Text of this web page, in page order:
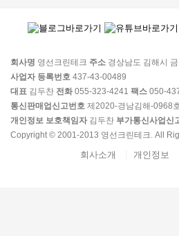
회사명 영선크린테크 주소 경상남도 김해시
사업자 등록번호 437-43-00489
대표 김두찬 전화 055-323-4241 팩스 050-
통신판매업신고번호 제2020-경남김해-0968
개인정보 보호책임자 김두찬 부가통신사업신
Copyright © 2001-2013 영선크린테크. All
회사소개 개인정보